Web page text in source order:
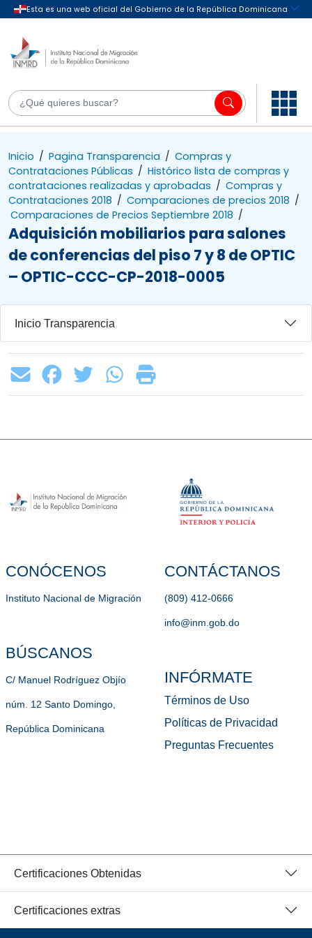
Inicio / Pagina Transparencia / Compras y
Contrataciones Públicas / Histórico lista de compras y
contrataciones realizadas y aprobadas / Compras y
Contrataciones 2018 / Comparaciones de precios 2018 /
Comparaciones de Precios Septiembre 2018 /
Adquisición mobiliarios para salones
de conferencias del piso 7 y 8 de OPTIC
– OPTIC-CCC-CP-2018-0005
Inicio Transparencia
CONÓCENOS
Instituto Nacional de Migración
BÚSCANOS
C/ Manuel Rodríguez Objío
núm. 12 Santo Domingo,
República Dominicana
CONTÁCTANOS
(809) 412-0666
info@inm.gob.do
INFÓRMATE
Términos de Uso
Políticas de Privacidad
Preguntas Frecuentes
Certificaciones Obtenidas
Certificaciones extras